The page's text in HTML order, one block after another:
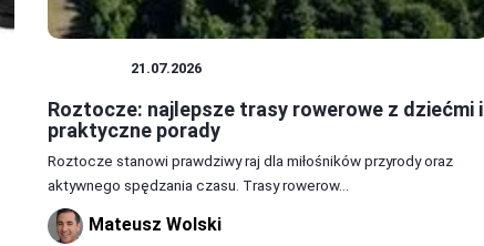
21.07.2026
Roztocze: najlepsze trasy rowerowe z dziećmi i
praktyczne porady
Roztocze stanowi prawdziwy raj dla miłośników przyrody oraz
aktywnego spędzania czasu. Trasy rowerow...
Mateusz Wolski